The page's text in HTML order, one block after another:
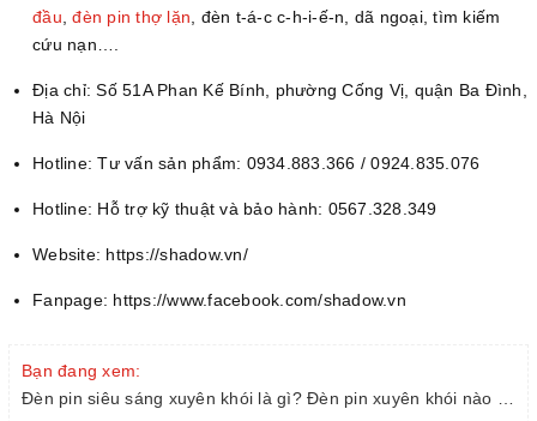
đầu ,đèn pin thợ lặn , đèn t-á-c c-h-i-ế-n, dã ngoại, tìm kiếm
cứu nạn….
Địa chỉ: Số 51A Phan Kế Bính, phường Cống Vị, quận Ba Đình,
Hà Nội
Hotline: Tư vấn sản phẩm: 0934.883.366 / 0924.835.076
Hotline: Hỗ trợ kỹ thuật và bảo hành: 0567.328.349
Website: https://shadow.vn/
Fanpage: https://www.facebook.com/shadow.vn
Bạn đang xem: